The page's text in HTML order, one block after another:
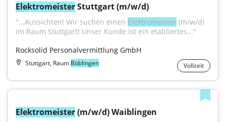
Elektromeister Stuttgart (m/w/d)
"...Aussichten! Wir suchen einen Elektromeister (m/w/d)
im Raum Stuttgart! Unser Kunde ist ein etabliertes..."
Rocksolid Personalvermittlung GmbH
Stuttgart, Raum Böblingen Vollzeit
Elektromeister (m/w/d) Waiblingen